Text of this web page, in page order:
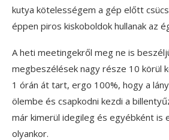
kutya kötelességem a gép előtt
éppen piros kiskoboldok hullanak az
A heti meetingekről meg ne is
megbeszélések nagy része 10 körül
1 órán át tart, ergo 100%, hogy a
ölembe és csapkodni kezdi a
már kimerül idegileg és egyébként is
olyankor.